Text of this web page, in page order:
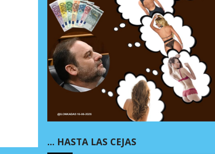
… HASTA LAS CEJAS